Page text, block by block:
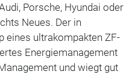
Porsche, Hyundai oder
Neues. Der in
eines ultrakompakten ZF-
Energiemanagement
und wiegt gut